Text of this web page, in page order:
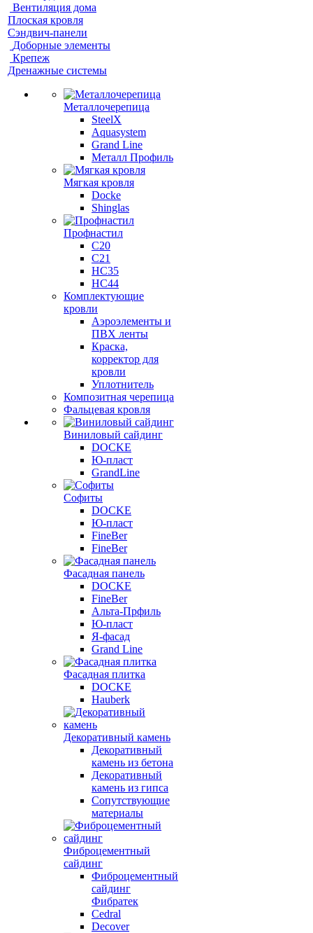
Вентиляция дома
Плоская кровля
Сэндвич-панели
Доборные элементы
Крепеж
Дренажные системы
Металлочерепица
SteelX
Aquasystem
Grand Line
Металл Профиль
Мягкая кровля
Docke
Shinglas
Профнастил
C20
C21
НС35
НС44
Комплектующие
кровли
Аэроэлементы и
ПВХ ленты
Краска,
корректор для
кровли
Уплотнитель
Композитная черепица
Фальцевая кровля
Виниловый сайдинг
DOCKE
Ю-пласт
GrandLine
Софиты
DOCKE
Ю-пласт
FineBer
FineBer
Фасадная панель
DOCKE
FineBer
Альта-Прфиль
Ю-пласт
Я-фасад
Grand Line
Фасадная плитка
DOCKE
Hauberk
Декоративный камень
Декоративный
камень из бетона
Декоративный
камень из гипса
Сопутствующие
материалы
Фиброцементный
сайдинг
Фиброцементный
сайдинг
Фибратек
Cedral
Decover